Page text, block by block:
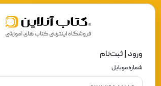
ورود | ثبت‌نام
شماره موبایل